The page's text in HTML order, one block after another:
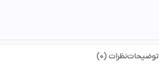
توضیحاتنظرات (0)